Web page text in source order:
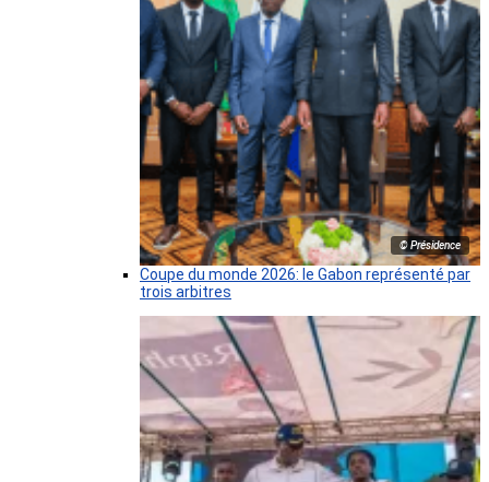
© Présidence
Coupe du monde 2026: le Gabon représenté par
trois arbitres